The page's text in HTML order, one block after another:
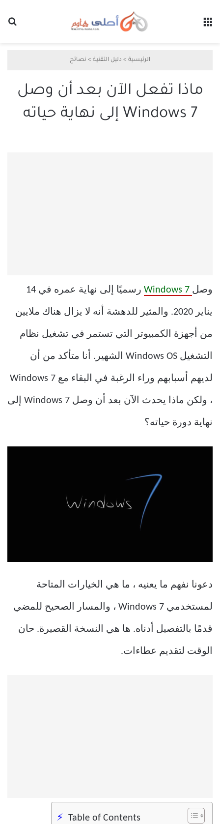
الرئيسية > دليل التقنية > نصائح
ماذا تفعل الآن بعد أن وصل
Windows 7 إلى نهاية حياته
وصل رسميًا إلى نهاية عمره في 14
يناير 2020. والمثير للدهشة أنه لا يزال هناك ملايين
من أجهزة الكمبيوتر التي تستمر في تشغيل نظام
التشغيل Windows OS الشهير. أنا متأكد من أن
لديهم أسبابهم وراء الرغبة في البقاء مع Windows 7
، ولكن ماذا يحدث الآن بعد أن وصل Windows 7 إلى
نهاية دورة حياته؟
دعونا نفهم ما يعنيه ، ما هي الخيارات المتاحة
لمستخدمي Windows 7 ، والمسار الصحيح للمضي
قدمًا بالتفصيل أدناه. ها هي النسخة القصيرة. حان
الوقت لتقديم عطاءات.
Table of Contents